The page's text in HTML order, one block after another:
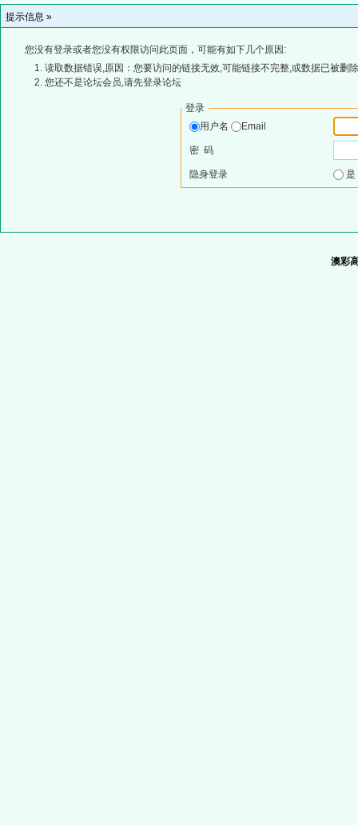
提示信息 »
您没有登录或者您没有权限访问此页面，可能有如下几个原因:
读取数据错误,原因：您要访问的链接无效,可能链接不完整,或数据已被删
您还不是论坛会员,请先登录论坛
登录
用户名
Email
密 码
隐身登录
澳彩